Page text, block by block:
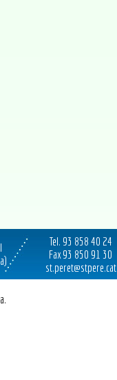
Tel. 93 858 40 24
Fax 93 850 91 30
st.peret@stpere.cat